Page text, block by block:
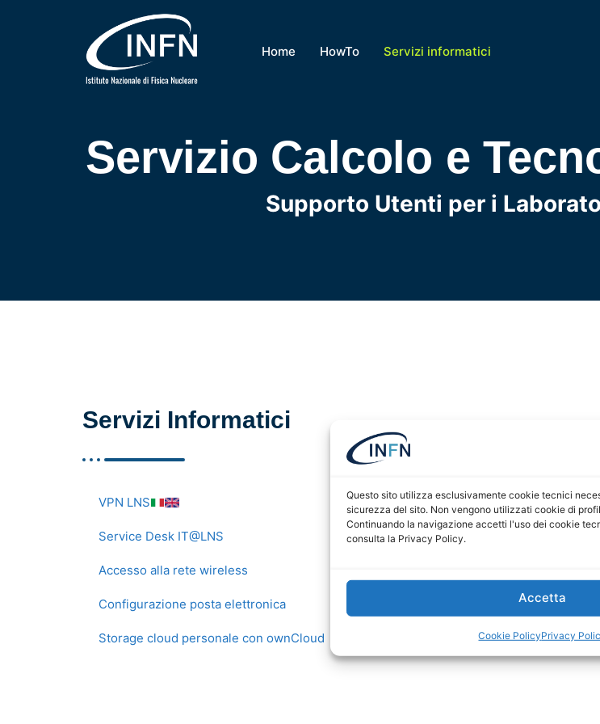
Questo sito utilizza esclusivamente cookie tecnici
sicurezza del sito. Non vengono utilizzati cookie di
Continuando la navigazione accetti l'uso dei cookie
consulta la Privacy Policy.
Accetta
Cookie PolicyPrivacy
Home HowTo Servizi informatici
Servizio Calcolo e
Supporto Utenti per i
Servizi Informatici
VPN LNS
Service Desk IT@LNS
Accesso alla rete wireless
Configurazione posta elettronica
Storage cloud personale con ownCloud